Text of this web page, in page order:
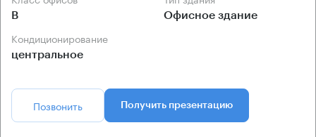
B Офисное здание
Кондиционирование
центральное
Позвонить Получить презентацию